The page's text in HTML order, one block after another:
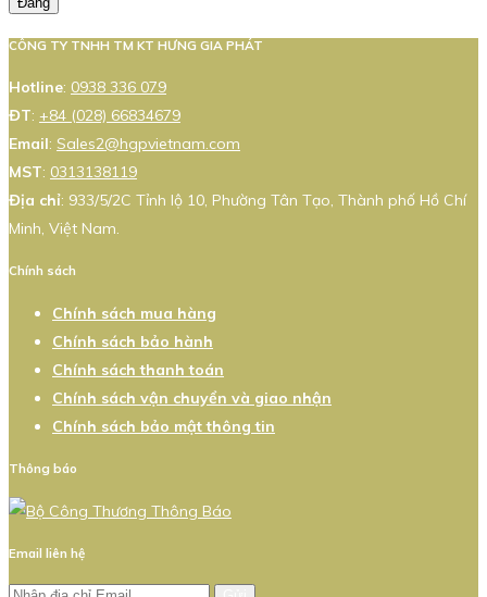
CÔNG TY TNHH TM KT HƯNG GIA PHÁT
Hotline: 0938 336 079
ĐT: +84 (028) 66834679
Email: Sales2@hgpvietnam.com
MST: 0313138119
Địa chỉ: 933/5/2C Tỉnh lộ 10, Phường Tân Tạo, Thành phố Hồ Chí
Minh, Việt Nam.
Chính sách
Chính sách mua hàng
Chính sách bảo hành
Chính sách thanh toán
Chính sách vận chuyển và giao nhận
Chính sách bảo mật thông tin
Thông báo
Email liên hệ